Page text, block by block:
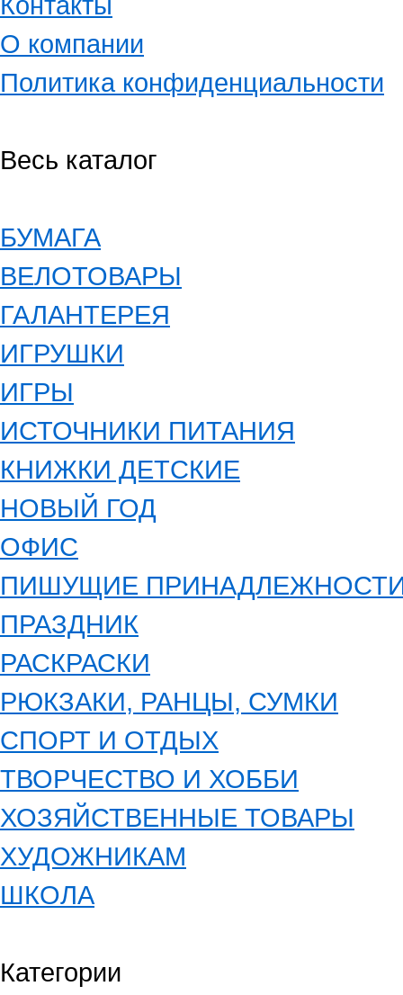
О компании
Политика конфиденциальности
Весь каталог
БУМАГА
ВЕЛОТОВАРЫ
ГАЛАНТЕРЕЯ
ИГРУШКИ
ИГРЫ
ИСТОЧНИКИ ПИТАНИЯ
КНИЖКИ ДЕТСКИЕ
НОВЫЙ ГОД
ОФИС
ПИШУЩИЕ
ПРАЗДНИК
РАСКРАСКИ
РЮКЗАКИ, РАНЦЫ, СУМКИ
СПОРТ И ОТДЫХ
ТВОРЧЕСТВО И ХОББИ
ХОЗЯЙСТВЕННЫЕ ТОВАРЫ
ХУДОЖНИКАМ
ШКОЛА
Категории